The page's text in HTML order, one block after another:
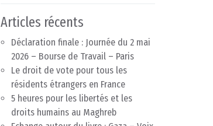
Articles récents
Déclaration finale : Journée du 2 mai
2026 – Bourse de Travail – Paris
Le droit de vote pour tous les
résidents étrangers en France
5 heures pour les libertés et les
droits humains au Maghreb